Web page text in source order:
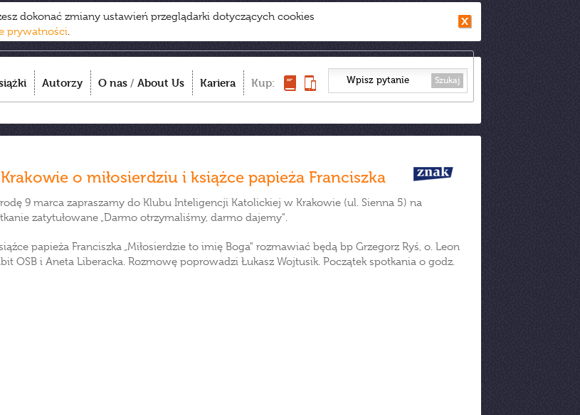
dokonać zmiany ustawień przeglądarki dotyczących cookies
prywatności.
Autorzy O nas / About Us Kariera Kup: Szukaj
o miłosierdziu i książce papieża Franciszka
9 marca zapraszamy do Klubu Inteligencji Katolickiej w Krakowie (ul. Sienna 5) na
zatytułowane „Darmo otrzymaliśmy, darmo dajemy".
papieża Franciszka „Miłosierdzie to imię Boga" rozmawiać będą bp Grzegorz Ryś, o. Leon
OSB i Aneta Liberacka. Rozmowę poprowadzi Łukasz Wojtusik. Początek spotkania o godz.